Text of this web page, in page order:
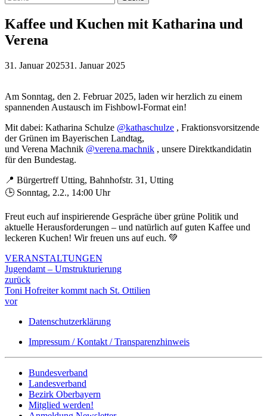
Kaffee und Kuchen mit Katharina und
Verena
31. Januar 202531. Januar 2025
Am Sonntag, den 2. Februar 2025, laden wir herzlich zu einem
spannenden Austausch im Fishbowl-Format ein!
Mit dabei: Katharina Schulze @kathaschulze , Fraktionsvorsitzende
der Grünen im Bayerischen Landtag,
und Verena Machnik @verena.machnik , unsere Direktkandidatin
für den Bundestag.
📍 Bürgertreff Utting, Bahnhofstr. 31, Utting
🕒 Sonntag, 2.2., 14:00 Uhr
Freut euch auf inspirierende Gespräche über grüne Politik und
aktuelle Herausforderungen – und natürlich auf guten Kaffee und
leckeren Kuchen! Wir freuen uns auf euch. 💚
VERANSTALTUNGEN
Jugendamt – Umstrukturierung
zurück
Toni Hofreiter kommt nach St. Ottilien
vor
Datenschutzerklärung
Impressum / Kontakt / Transparenzhinweis
Bundesverband
Landesverband
Bezirk Oberbayern
Mitglied werden!